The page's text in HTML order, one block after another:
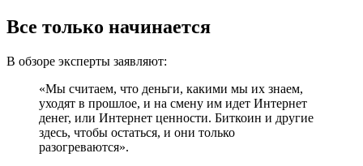
Все только начинается
В обзоре эксперты заявляют:
«Мы считаем, что деньги, какими мы их знаем,
уходят в прошлое, и на смену им идет Интернет
денег, или Интернет ценности. Биткоин и другие
здесь, чтобы остаться, и они только
разогреваются».